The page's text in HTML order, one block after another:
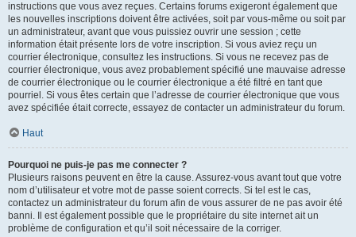
instructions que vous avez reçues. Certains forums exigeront également que
les nouvelles inscriptions doivent être activées, soit par vous-même ou soit par
un administrateur, avant que vous puissiez ouvrir une session ; cette
information était présente lors de votre inscription. Si vous aviez reçu un
courrier électronique, consultez les instructions. Si vous ne recevez pas de
courrier électronique, vous avez probablement spécifié une mauvaise adresse
de courrier électronique ou le courrier électronique a été filtré en tant que
pourriel. Si vous êtes certain que l’adresse de courrier électronique que vous
avez spécifiée était correcte, essayez de contacter un administrateur du forum.
Haut
Pourquoi ne puis-je pas me connecter ?
Plusieurs raisons peuvent en être la cause. Assurez-vous avant tout que votre
nom d’utilisateur et votre mot de passe soient corrects. Si tel est le cas,
contactez un administrateur du forum afin de vous assurer de ne pas avoir été
banni. Il est également possible que le propriétaire du site internet ait un
problème de configuration et qu’il soit nécessaire de la corriger.